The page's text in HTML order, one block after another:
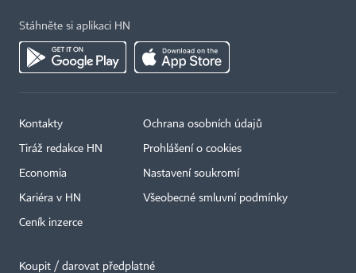
Stáhněte si aplikaci HN
Kontakty
Tiráž redakce HN
Economia
Kariéra v HN
Ceník inzerce
Ochrana osobních údajů
Prohlášení o cookies
Nastavení soukromí
Všeobecné smluvní podmínky
Koupit / darovat předplatné